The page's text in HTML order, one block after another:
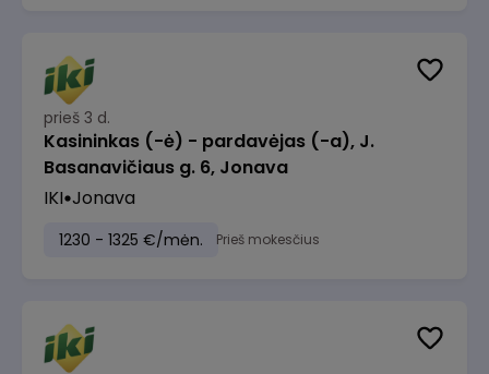
prieš 3 d.
Kasininkas (-ė) - pardavėjas (-a), J.
Basanavičiaus g. 6, Jonava
IKI Jonava
1230 - 1325 €/mėn. Prieš mokesčius